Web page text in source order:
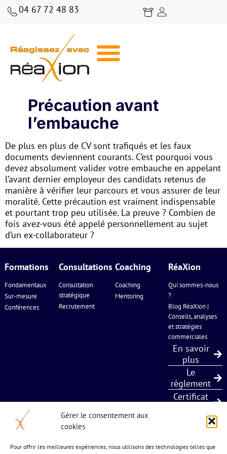
Gérer le consentement aux
cookies
Pour offrir les meilleures expériences, nous utilisons des technologies telles que
04 67 72 48 83
Précaution avant
l’embauche
De plus en plus de CV sont trafiqués et les faux
documents deviennent courants. C’est pourquoi vous
devez absolument valider votre embauche en appelant
l’avant dernier employeur des candidats retenus de
manière à vérifier leur parcours et vous assurer de leur
moralité. Cette précaution est vraiment indispensable
et pourtant trop peu utilisée. La preuve ? Combien de
fois avez-vous été appelé personnellement au sujet
d’un ex-collaborateur ?
Formations
Fondamentaux
Sur-mesure
Conférences
Consultations
Consultation
stratégique
Recrutement
Coaching
Coaching
Mentoring
RéaXion
Qui sommes-nous
?
Blog RéaXion |
Conseils, analyses
et stratégies
commerciales
En savoir
plus
Le
règlement
Certificat
5 bis chemin de l’estagnol